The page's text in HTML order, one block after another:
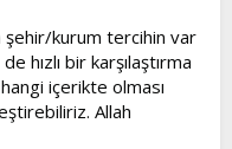
kurum tercihin var
hızlı bir karşılaştırma
içerikte olması
Allah